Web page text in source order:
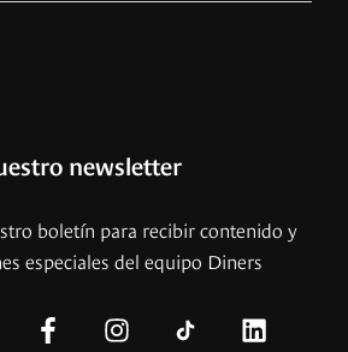
newsletter
boletín para recibir contenido y
especiales del equipo Diners